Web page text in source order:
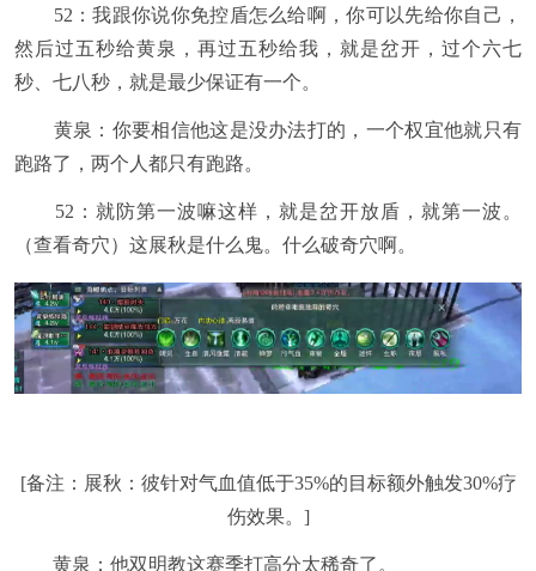
52：我跟你说你免控盾怎么给啊，你可以先给你自己，
然后过五秒给黄泉，再过五秒给我，就是岔开，过个六七
秒、七八秒，就是最少保证有一个。
黄泉：你要相信他这是没办法打的，一个权宜他就只有
跑路了，两个人都只有跑路。
52：就防第一波嘛这样，就是岔开放盾，就第一波。
（查看奇穴）这展秋是什么鬼。什么破奇穴啊。
[备注：展秋：彼针对气血值低于35%的目标额外触发30%疗
伤效果。]
黄泉：他双明教这赛季打高分太稀奇了。